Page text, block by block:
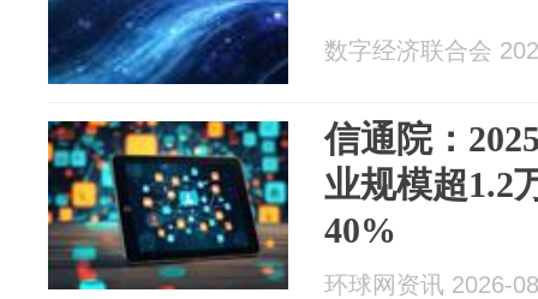
数字经济联合会
信通院：
业规模超1.2
40%
环球网资讯 2026-